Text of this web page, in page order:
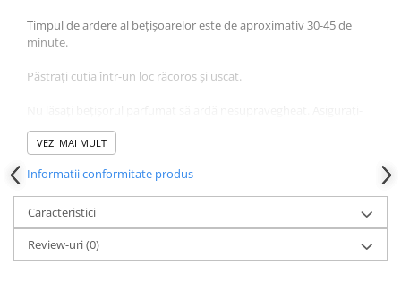
Timpul de ardere al bețișoarelor este de aproximativ 30-45 de
minute.
Păstrați cutia într-un loc răcoros și uscat.
vă că bețișorul este aşezat în suport şi rămâne pe o suprafaţă
rezistentă la căldură în timpul utilizării! A se păstra departe de
folosi de persoanele cu probleme respiratorii sau cu alergii.
VEZI MAI MULT
Informatii conformitate produs
Caracteristici
Review-uri(0)